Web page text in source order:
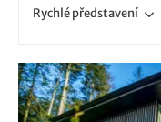
Rychlépředstavení